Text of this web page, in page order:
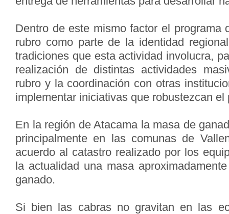
Dentro de este mismo factor el programa
rubro como parte de la identidad
tradiciones que esta actividad involucra,
realización de distintas actividades
rubro y la coordinación con otras
implementar iniciativas que robustezcan el
En la región de Atacama la masa de
principalmente en las comunas de
acuerdo al catastro realizado por los
la actualidad una masa
ganado.
Si bien las cabras no gravitan en las